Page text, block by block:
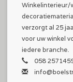
Winkelinterieur/
verzorgt al 25
voor uw winkel
iedere branche.
058